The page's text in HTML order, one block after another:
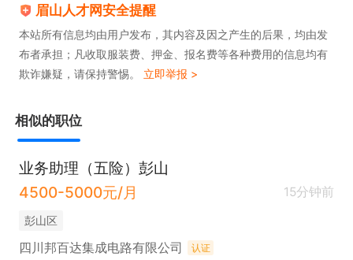
眉山人才网安全提醒
本站所有信息均由用户发布，其内容及因之产生的后果，均由发
布者承担；凡收取服装费、押金、报名费等各种费用的信息均有
欺诈嫌疑，请保持警惕。 立即举报 >
相似的职位
业务助理（五险）彭山
4500-5000元/月
15分钟前
彭山区
四川邦百达集成电路有限公司 认证